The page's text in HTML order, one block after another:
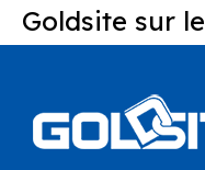
Goldsite sur